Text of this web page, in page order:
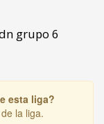
grupo 6
esta liga?
la liga.